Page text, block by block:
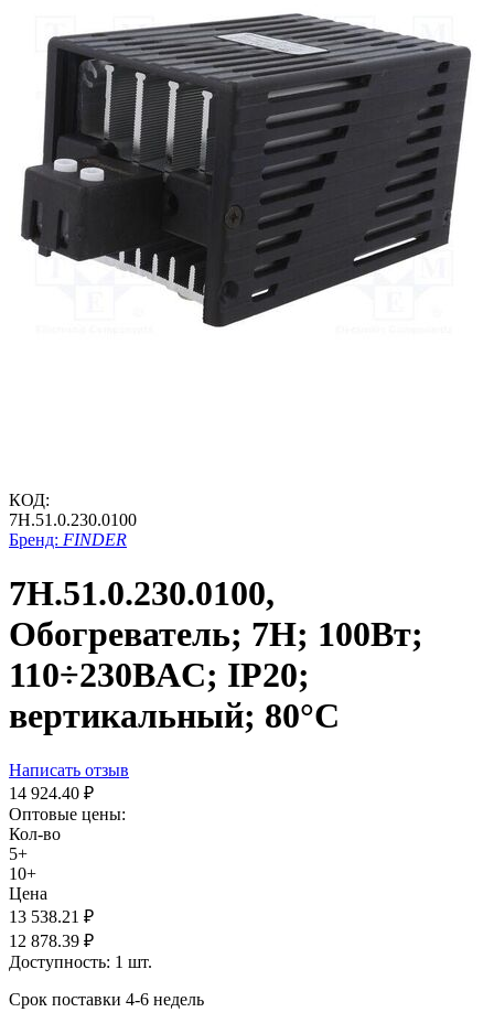
КОД:
7H.51.0.230.0100
Бренд: FINDER
7H.51.0.230.0100,
Обогреватель; 7H; 100Вт;
110÷230ВAC; IP20;
вертикальный; 80°C
Написать отзыв
14 924.40 ₽
Оптовые цены:
Кол-во
5+
10+
Цена
13 538.21 ₽
12 878.39 ₽
Доступность: 1 шт.
Срок поставки 4-6 недель